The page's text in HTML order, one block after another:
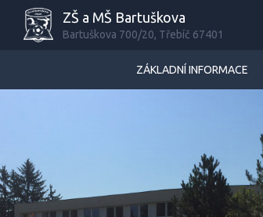
ZŠ a MŠ Bartuškova
Bartuškova 700/20, Třebíč 67401
ZÁKLADNÍ INFORMACE